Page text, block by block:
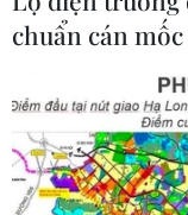
CƠ QUAN CHỦ QUẢN:
Phó Tổng Biên
THỦY
Sở hữu trí tuệ
chuẩn cán